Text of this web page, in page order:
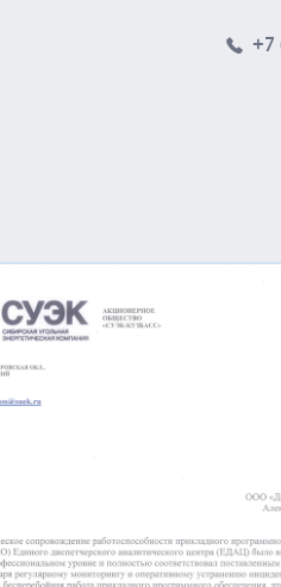
+7
33-88-48
E-mail
info@dagroup-